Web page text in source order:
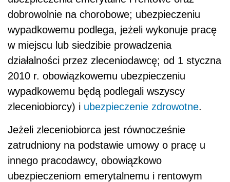
zatrudniony na podstawie umowy o pracę u
innego pracodawcy, obowiązkowo
ubezpieczeniom emerytalnemu i rentowym
podlega z umowy o pracę. Natomiast w
przypadku gdy na podstawie umowy o pracę
otrzymuje co najmniej minimalne
wynagrodzenie, ubezpieczenia z umowy-
zlecenia są dobrowolne, a obowiązkowa jest
tylko składka na ubezpieczenie zdrowotne.
Należy pamiętać, że uczniowie lub studenci, do
ukończenia 26 lat, wykonujący umowę-zlecenie
nie podlegają ubezpieczeniom społecznym i